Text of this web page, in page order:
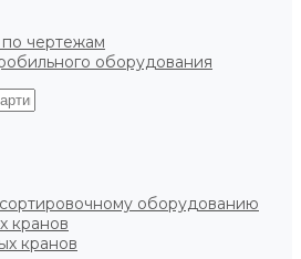
чертежам
оборудования
оборудованию
кранов
кранов